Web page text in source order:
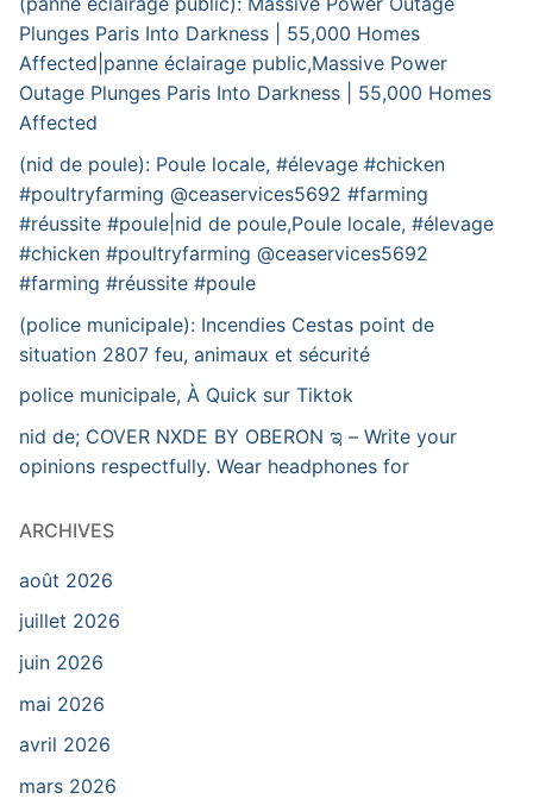
Plunges Paris Into Darkness | 55,000 Homes
Affected|panne éclairage public,Massive Power
Outage Plunges Paris Into Darkness | 55,000 Homes
Affected
(nid de poule): Poule locale, #élevage #chicken
#poultryfarming @ceaservices5692 #farming
#réussite #poule|nid de poule,Poule locale, #élevage
#chicken #poultryfarming @ceaservices5692
#farming #réussite #poule
(police municipale): Incendies Cestas point de
situation 2807 feu, animaux et sécurité
police municipale, À Quick sur Tiktok
nid de; COVER NXDE BY OBERON ಇ – Write your
opinions respectfully. Wear headphones for
ARCHIVES
août 2026
juillet 2026
juin 2026
mai 2026
avril 2026
mars 2026